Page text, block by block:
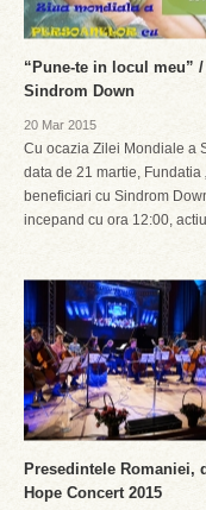
“Pune-te in locul meu”
Sindrom Down
20 Mar 2015
Cu ocazia Zilei Mondiale a
data de 21 martie, Fundatia
beneficiari cu Sindrom
incepand cu ora 12:00,
Presedintele Romaniei,
Hope Concert 2015